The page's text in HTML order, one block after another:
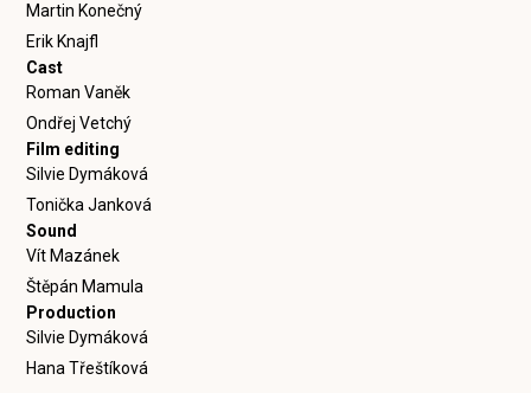
Martin Konečný
Erik Knajfl
Cast
Roman Vaněk
Ondřej Vetchý
Film editing
Silvie Dymáková
Tonička Janková
Sound
Vít Mazánek
Štěpán Mamula
Production
Silvie Dymáková
Hana Třeštíková